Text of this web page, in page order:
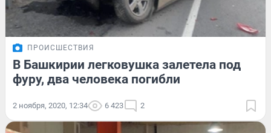
ПРОИСШЕСТВИЯ
В Башкирии легковушка залетела под
фуру, два человека погибли
2 ноября, 2020, 12:34 6 423 2